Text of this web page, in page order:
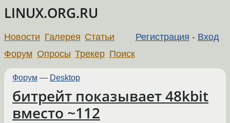
LINUX.ORG.RU
Регистрация - Вход
Новости Галерея Статьи
Форум Опросы Трекер Поиск
Форум — Desktop
битрейт показывает 48kbit
вместо ~112